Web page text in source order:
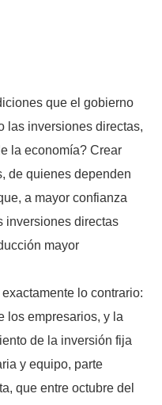
que el gobierno
las inversiones directas,
la economía? Crear
de quienes dependen
a mayor confianza
inversiones directas
mayor
lo contrario:
los empresarios, y la
de la inversión fija
y equipo, parte
que entre octubre del